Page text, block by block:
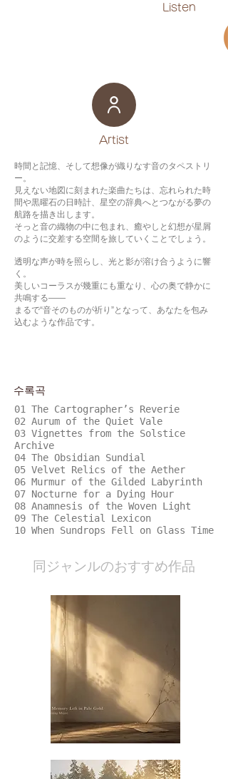
Listen​
​Artist
時間と記憶、そして想像が織りなす音のタペストリ
ー。
見えない地図に刻まれた楽曲たちは、忘れられた時
間や黒曜石の日時計、星空の辞典へとつながる夢の
航路を描き出します。
そっと音の織物の中に包まれ、癒やしと幻想が星屑
のように交差する空間を旅していくことでしょう。
透明な声が時を照らし、光と影が溶け合うように響
く。
美しいコーラスが幾重にも重なり、心の奥で静かに
共鳴する――
まるで“音そのものが祈り”となって、あなたを包み
込むような作品です。
수록곡
01 The Cartographer’s Reverie
02 Aurum of the Quiet Vale
03 Vignettes from the Solstice
Archive
04 The Obsidian Sundial
05 Velvet Relics of the Aether
06 Murmur of the Gilded Labyrinth
07 Nocturne for a Dying Hour
08 Anamnesis of the Woven Light
09 The Celestial Lexicon
10 When Sundrops Fell on Glass Time
​同ジャンルのおすすめ作品